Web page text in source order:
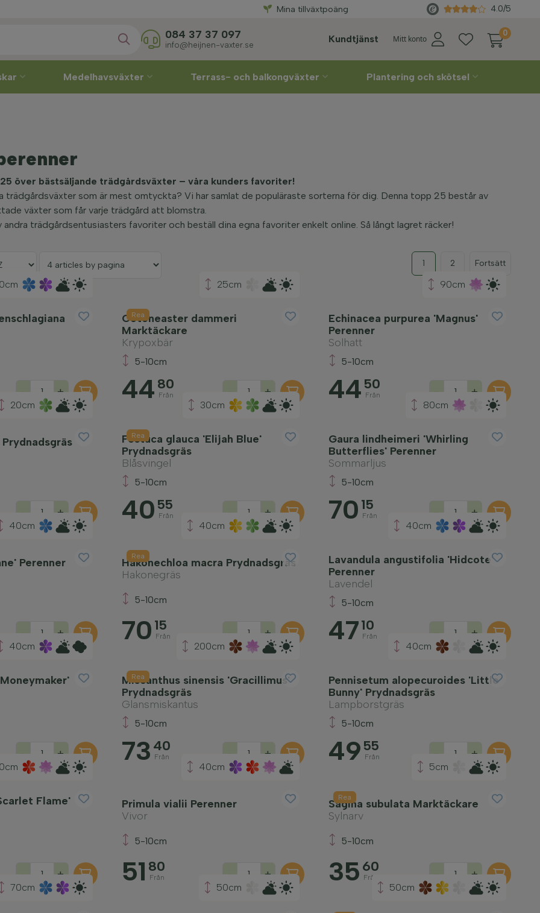
leveransveckasjälv
Mina tillväxtpoäng 4.0/5
Kundtjänst Mitt konto
0
084 37 37 097
info@heijnen-vaxter.se
Medelhavsväxter Terrass- och balkongväxter Plantering och skötsel
över bästsäljande trädgårdsväxter – våra kunders favoriter!
trädgårdsväxter som är mest omtyckta? Vi har samlat de populäraste sorterna för dig. Denna topp 25 består av
växter som får varje trädgård att blomstra.
andra trädgårdsentusiasters favoriter och beställ dina egna favoriter enkelt online. Så långt lagret räcker!
1 2 Fortsätt
- +
Rea
25cm
Cotoneaster dammeri
Marktäckare
Krypoxbär
5-10cm
44 80
Från - +
90cm
Echinacea purpurea 'Magnus'
Perenner
Solhatt
5-10cm
44 50
Från - +
20cm
- +
Rea
30cm
Festuca glauca 'Elijah Blue'
Prydnadsgräs
Blåsvingel
5-10cm
40 55
Från - +
80cm
Gaura lindheimeri 'Whirling
Butterflies' Perenner
Sommarljus
5-10cm
70 15
Från - +
40cm
Perenner
- +
Rea
40cm
Hakonechloa macra Prydnadsgräs
Hakonegräs
5-10cm
70 15
Från - +
40cm
Lavandula angustifolia 'Hidcote'
Perenner
Lavendel
5-10cm
4710
Från - +
40cm
- +
Rea
200cm
Miscanthus sinensis 'Gracillimus'
Prydnadsgräs
Glansmiskantus
5-10cm
73 40
Från - +
40cm
Pennisetum alopecuroides 'Little
Bunny' Prydnadsgräs
Lampborstgräs
5-10cm
49 55
Från - +
Flame'
- +
40cm
Primula vialii Perenner
Vivor
5-10cm
51 80
Från - +
Rea
5cm
Sagina subulata Marktäckare
Sylnarv
5-10cm
35 60
Från - +
70cm 50cm 50cm